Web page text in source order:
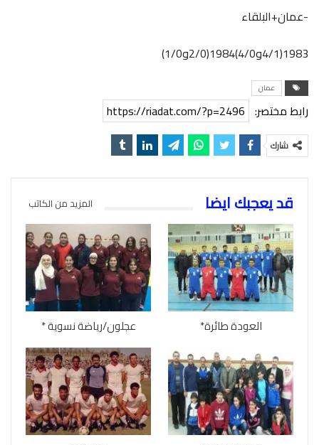
-عمان+البلقاء
1983(4/1و4/0)1984(2/0و1/0)
عمان
رابط مختصر: https://riadat.com/?p=2496
شارك
قد يعجبك ايضا المزيد من الكاتب
العودة طائرة* عجلون/رياضة نسوية *